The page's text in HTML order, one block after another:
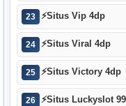
23 ⚡Situs Vip 4dp
24 ⚡Situs Viral 4dp
25 ⚡Situs Victory 4dp
26 ⚡Situs Luckyslot 99